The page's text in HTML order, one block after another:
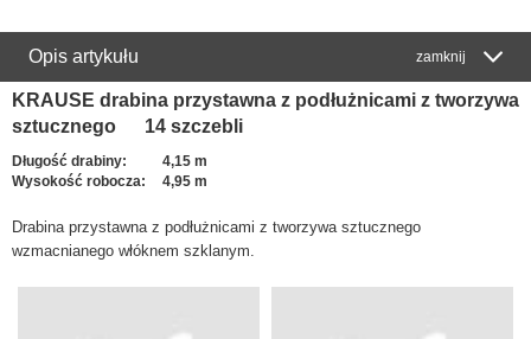
Opis artykułu zamknij
KRAUSE drabina przystawna z podłużnicami z tworzywa
sztucznego 14 szczebli
Długość drabiny:
4,15 m
Wysokość robocza:
4,95 m
Drabina przystawna z podłużnicami z tworzywa sztucznego
wzmacnianego włóknem szklanym.